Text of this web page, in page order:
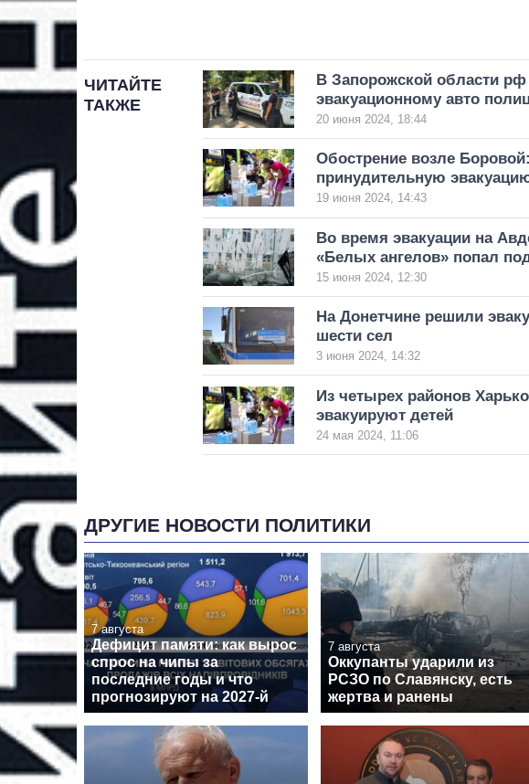
ЧИТАЙТЕ
ТАКЖЕ
В Запорожской области
эвакуационному авто
20 июня 2024, 18:44
Обострение возле
принудительную
19 июня 2024, 14:43
Во время эвакуации на
«Белых ангелов» попал
15 июня 2024, 12:30
На Донетчине решили
шести сел
3 июня 2024, 14:32
Из четырех районов
эвакуируют детей
24 мая 2024, 11:06
ДРУГИЕ НОВОСТИ ПОЛИТИКИ
7 августа
Дефицит памяти: как вырос
спрос на чипы за
последние годы и что
прогнозируют на 2027-й
7 августа
Оккупанты ударили из
РСЗО по Славянску, есть
жертва и ранены